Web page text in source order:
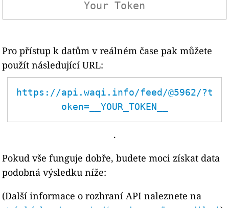
Pro přístup k datům v reálném čase pak můžete
použít následující URL:
https://api.waqi.info/feed/@5962/?t
oken=__YOUR_TOKEN__
.
Pokud vše funguje dobře, budete moci získat data
podobná výsledku níže:
(Další informace o rozhraní API naleznete na